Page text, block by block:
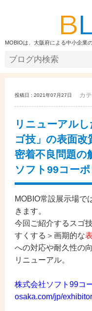
MOBIOは、大阪府による中小企業
投稿日 : 2021年07月27日 カ
リニューアル
ゴ技」の表面改
密着不良問題の
ソフト99コー
MOBIO常設展示場で
きます。
今回ご紹介するスゴ
すくする＞画期的な
への対応や耐久性の
リニューアル。
株式会社ソフト99コ
osaka.com/jp/